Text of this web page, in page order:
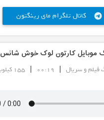
کانال تلگرام مای رینگتون telegram
موبایل کارتون لوک خوش شانس
و سریال |
00:19
| 155 کیلوبایت